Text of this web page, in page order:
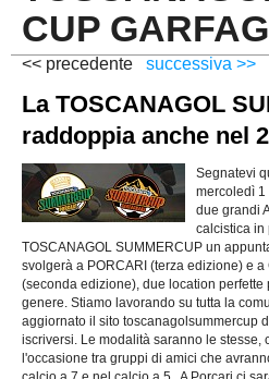
LIVORNO
LUCCA
MASSA CARRARA
PISA
PRATO
SIENA
Beach soccer
Rappresentative regionali e
FIGC Toscana
Calcio femminile
Societa' piu'
Amatori AICS Lucca
NAZIONALI
REGIONALI
CUP
<< precedente successiva >>
La TOSCANAGOL
raddoppia anche nel
Segnatevi
mercoledì
due grandi
calcistica in
TOSCANAGOL SUMMERCUP un
svolgerà a PORCARI (terza edizione) e a
(seconda edizione), due location
genere. Stiamo lavorando su tutta la
aggiornato il sito toscanagolsummercup
iscriversi. Le modalità saranno le stesse,
l'occasione tra gruppi di amici che